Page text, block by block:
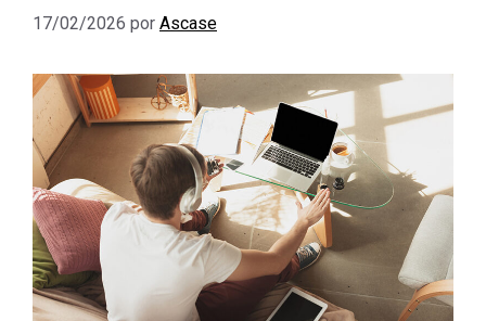
17/02/2026 por Ascase